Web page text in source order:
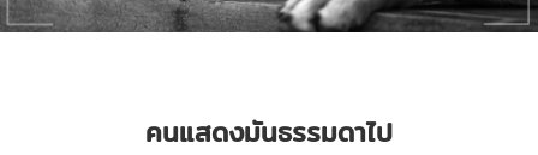
คนแสดงมันธรรมดาไป